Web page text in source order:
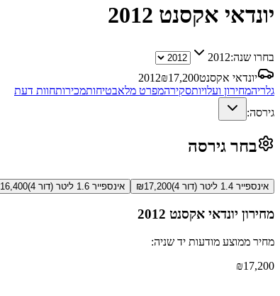
יונדאי אקסנט 2012
בחרו שנה:2012
יונדאי אקסנט
2012₪17,200
גלריהמחירון ועלויותסקירהמפרט מלאבטיחותמכירותחוות דעת
גירסה:
בחר גירסה
אינספייר 1.4 ליטר (דור 4) ₪17,200 אינספייר 1.6 ליטר (דור 4) 16,400
מחירון יונדאי אקסנט 2012
מחיר ממוצע מודעות יד שניה:
₪17,200